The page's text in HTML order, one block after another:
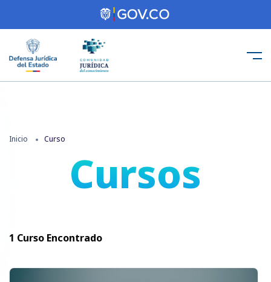
Inicio Curso
Cursos
1 Curso Encontrado